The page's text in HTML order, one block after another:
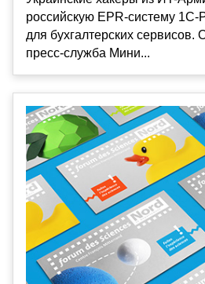
российскую EPR-систему 1С-
для бухгалтерских
пресс-служба Мини...